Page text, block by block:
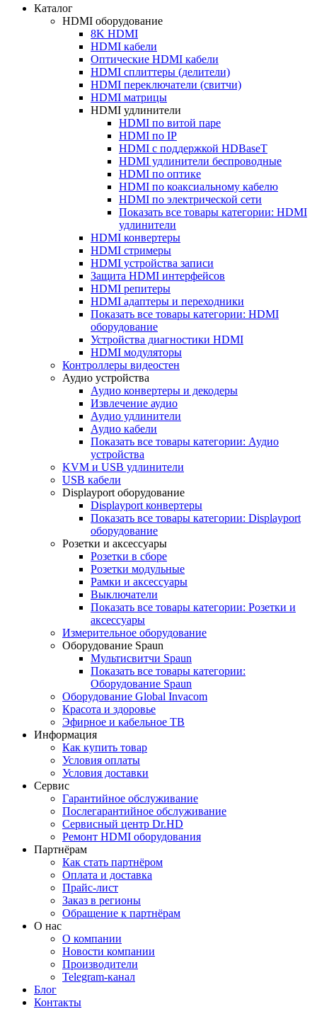
Каталог
HDMI оборудование
8K HDMI
HDMI кабели
Оптические HDMI кабели
HDMI сплиттеры (делители)
HDMI переключатели (свитчи)
HDMI матрицы
HDMI удлинители
HDMI по витой паре
HDMI по IP
HDMI с поддержкой HDBaseT
HDMI удлинители беспроводные
HDMI по оптике
HDMI по коаксиальному кабелю
HDMI по электрической сети
Показать все товары категории: HDMI
удлинители
HDMI конвертеры
HDMI стримеры
HDMI устройства записи
Защита HDMI интерфейсов
HDMI репитеры
HDMI адаптеры и переходники
Показать все товары категории: HDMI
оборудование
Устройства диагностики HDMI
HDMI модуляторы
Контроллеры видеостен
Аудио устройства
Аудио конвертеры и декодеры
Извлечение аудио
Аудио удлинители
Аудио кабели
Показать все товары категории: Аудио
устройства
KVM и USB удлинители
USB кабели
Displayport оборудование
Displayport конвертеры
Показать все товары категории: Displayport
оборудование
Розетки и аксессуары
Розетки в сборе
Розетки модульные
Рамки и аксессуары
Выключатели
Показать все товары категории: Розетки и
аксессуары
Измерительное оборудование
Оборудование Spaun
Мультисвитчи Spaun
Показать все товары категории:
Оборудование Spaun
Оборудование Global Invacom
Красота и здоровье
Эфирное и кабельное ТВ
Информация
Как купить товар
Условия оплаты
Условия доставки
Сервис
Гарантийное обслуживание
Послегарантийное обслуживание
Сервисный центр Dr.HD
Ремонт HDMI оборудования
Партнёрам
Как стать партнёром
Оплата и доставка
Прайс-лист
Заказ в регионы
Обращение к партнёрам
О нас
О компании
Новости компании
Производители
Telegram-канал
Блог
Контакты